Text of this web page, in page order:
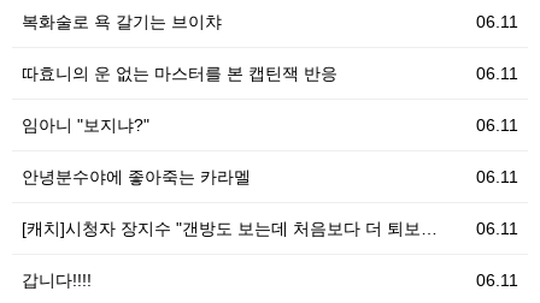
06.11
복화술로 욕 갈기는 브이챠
06.11
따효니의 운 없는 마스터를 본 캡틴잭 반응
06.11
임아니 "보지냐?"
06.11
안녕분수야에 좋아죽는 카라멜
06.11
[캐치]시청자 장지수 "갠방도 보는데 처음보다 더 퇴보…
06.11
갑니다!!!!